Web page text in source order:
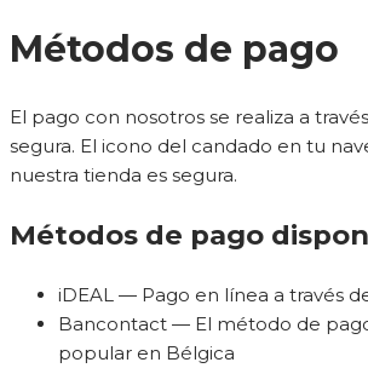
Métodos de pago
El pago con nosotros se realiza a
segura. El icono del candado en tu
nuestra tienda es segura.
Métodos de pago
iDEAL — Pago en línea a través
Bancontact — El método de
popular en Bélgica